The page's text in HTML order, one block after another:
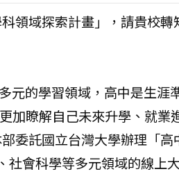
領域探索計畫」，請貴校
的學習領域，高中是生涯
加瞭解自己未來升學、就業
委託國立台灣大學辦理「高
會科學等多元領域的線上